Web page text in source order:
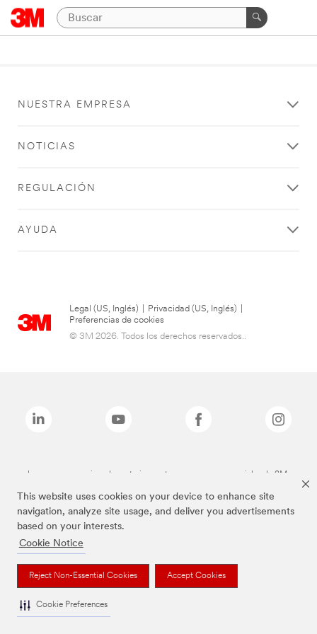
This website uses cookies on your device to enhance site
navigation, analyze site usage, and deliver you advertisements
based on your interests.
Cookie Notice
Reject Non-Essential Cookies Accept Cookies
Cookie Preferences
NUESTRA EMPRESA
NOTICIAS
REGULACIÓN
AYUDA
Legal (US, Inglés) Privacidad (US, Inglés)
Preferencias de cookies
© 3M 2026. Todos los derechos reservados..
Las marcas mencionadas anteriormente son marcas comerciales de 3M.